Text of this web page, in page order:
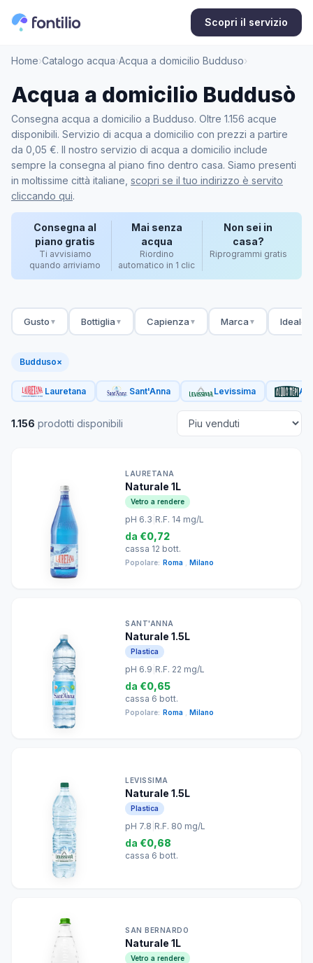
Scopri il servizio
Home›Catalogo acqua›Acqua a domicilio Budduso›
Acqua a domicilio Buddusò
Consegna acqua a domicilio a Budduso. Oltre 1.156 acque
disponibili. Servizio di acqua a domicilio con prezzi a partire
da 0,05 €. Il nostro servizio di acqua a domicilio include
sempre la consegna al piano fino dentro casa. Siamo presenti
in moltissime città italiane, scopri se il tuo indirizzo è servito
cliccando qui.
Consegna al
piano gratis
Ti avvisiamo
quando arriviamo
Mai senza
acqua
Riordino
automatico in 1 clic
Non sei in
casa?
Riprogrammi gratis
Gusto ▼ Bottiglia ▼ Capienza ▼ Marca ▼ Ideale
Budduso×
Lauretana Sant'Anna Levissima
1.156 prodotti disponibili
LAURETANA
Naturale 1L
Vetro a rendere
pH 6.3 R.F. 14 mg/L
da €0,72
cassa 12 bott.
Popolare: Roma Milano
SANT'ANNA
Naturale 1.5L
Plastica
pH 6.9 R.F. 22 mg/L
da €0,65
cassa 6 bott.
Popolare: Roma Milano
LEVISSIMA
Naturale 1.5L
Plastica
pH 7.8 R.F. 80 mg/L
da €0,68
cassa 6 bott.
SAN BERNARDO
Naturale 1L
Vetro a rendere